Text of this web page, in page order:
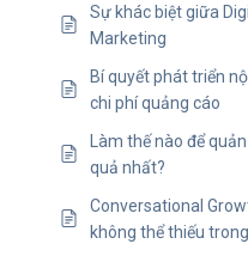
Sự khác biệt giữa
Marketing
Bí quyết phát triển
chi phí quảng cáo
Làm thế nào để
quả nhất?
Conversational
không thể thiếu